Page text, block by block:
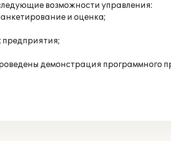
возможности управления:
и оценка;
предприятия;
демонстрация программного